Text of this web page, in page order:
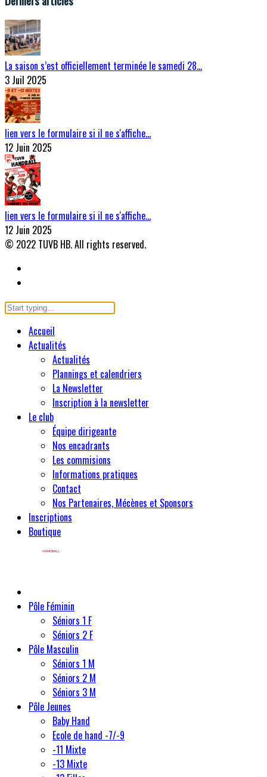
La saison s’est officiellement terminée le samedi 28…
3 Juil 2025
lien vers le formulaire si il ne s'affiche…
12 Juin 2025
lien vers le formulaire si il ne s'affiche…
12 Juin 2025
© 2022 TUVB HB. All rights reserved.
Accueil
Actualités
Actualités
Plannings et calendriers
La Newsletter
Inscription à la newsletter
Le club
Équipe dirigeante
Nos encadrants
Les commisions
Informations pratiques
Contact
Nos Partenaires, Mécènes et Sponsors
Inscriptions
Boutique
Pôle Féminin
Séniors 1 F
Séniors 2 F
Pôle Masculin
Séniors 1 M
Séniors 2 M
Séniors 3 M
Pôle Jeunes
Baby Hand
Ecole de hand -7/-9
-11 Mixte
-13 Mixte